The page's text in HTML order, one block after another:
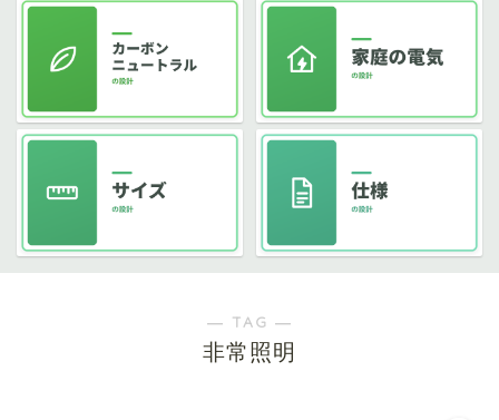
― TAG ―
非常照明